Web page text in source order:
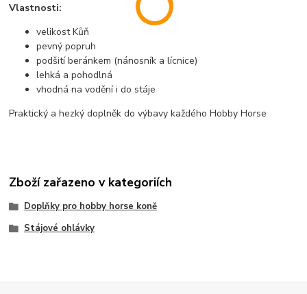
Vlastnosti:
velikost Kůň
pevný popruh
podšití beránkem (nánosník a lícnice)
lehká a pohodlná
vhodná na vodění i do stáje
Praktický a hezký doplněk do výbavy každého Hobby Horse
Zboží zařazeno v kategoriích
Doplňky pro hobby horse koně
Stájové ohlávky